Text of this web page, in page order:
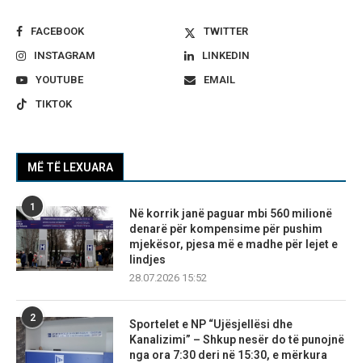
FACEBOOK
TWITTER
INSTAGRAM
LINKEDIN
YOUTUBE
EMAIL
TIKTOK
MË TË LEXUARA
1
Në korrik janë paguar mbi 560 milionë
denarë për kompensime për pushim
mjekësor, pjesa më e madhe për lejet e
lindjes
28.07.2026 15:52
2
Sportelet e NP “Ujësjellësi dhe
Kanalizimi” – Shkup nesër do të punojnë
nga ora 7:30 deri në 15:30, e mërkura